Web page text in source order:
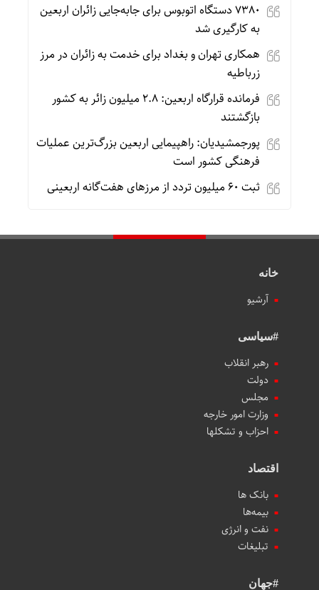
۷۳۸۰ دستگاه اتوبوس برای جابه‌جایی زائران اربعین
به‌ کارگیری شد
همکاری تهران و بغداد برای خدمت به زائران در مرز
زرباطیه
فرمانده قرارگاه اربعین: ۲.۸ میلیون زائر به کشور
بازگشتند
پورجمشیدیان: راهپیمایی اربعین بزرگ‌ترین عملیات
فرهنگی کشور است
ثبت ۶۰ میلیون تردد از مرزهای هفت‌گانه اربعینی
خانه
آرشیو
#سیاسی
رهبر انقلاب
دولت
مجلس
وزارت امور خارجه
احزاب و تشکلها
اقتصاد
بانک ها
بیمه‌ها
نفت و انرژی
تبلیغات
#جهان